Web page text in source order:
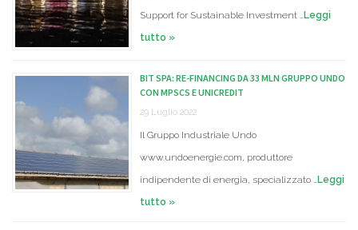
Support for Sustainable Investment …Leggi
tutto »
BIT SPA: RE-FINANCING DA 33 MLN GRUPPO UNDO
CON MPSCS E UNICREDIT
29 Luglio 2022
Il Gruppo Industriale Undo
www.undoenergie.com, produttore
indipendente di energia, specializzato …Leggi
tutto »